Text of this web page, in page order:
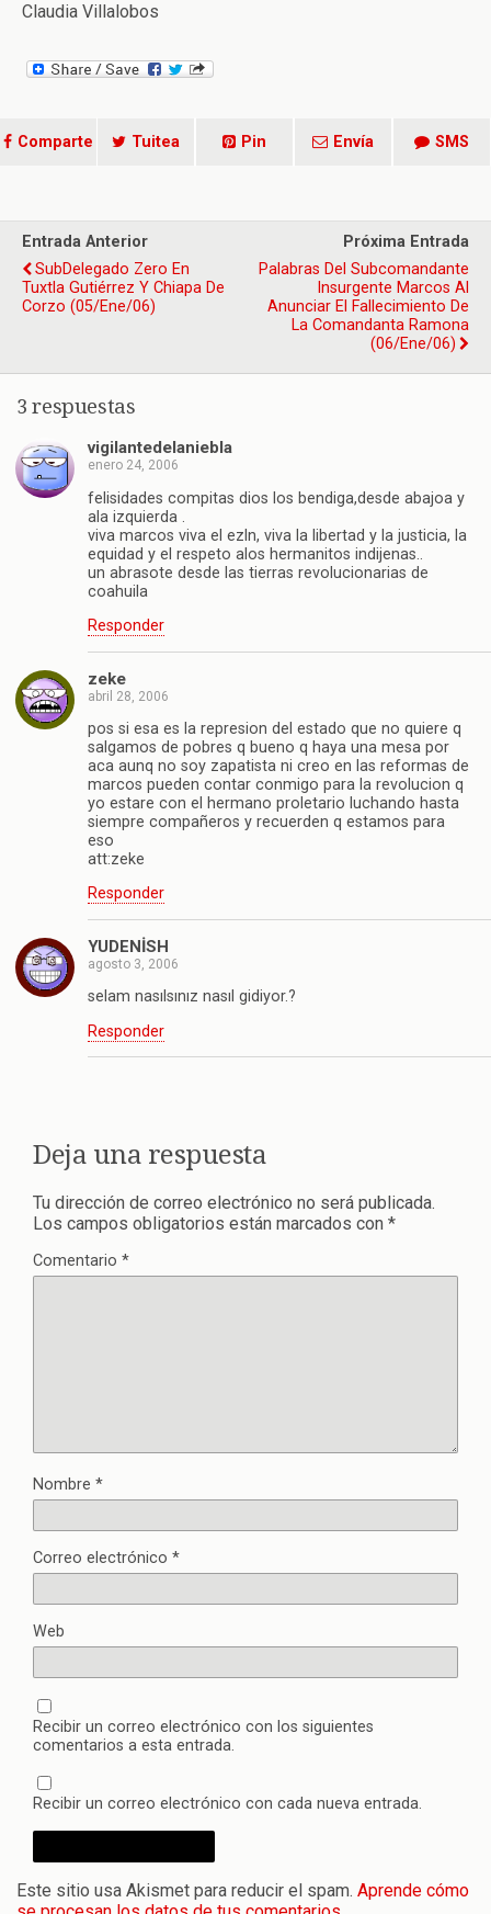
Claudia Villalobos
Comparte Tuitea Pin Envía SMS
Entrada Anterior
SubDelegado Zero En
Tuxtla Gutiérrez Y Chiapa De
Corzo (05/ene/06)
Próxima Entrada
Palabras Del Subcomandante
Insurgente Marcos Al
Anunciar El Fallecimiento De
La Comandanta Ramona
(06/ene/06)
3 respuestas
vigilantedelaniebla
enero 24, 2006
felisidades compitas dios los bendiga,desde abajoa y
ala izquierda .
viva marcos viva el ezln, viva la libertad y la justicia, la
equidad y el respeto alos hermanitos indijenas..
un abrasote desde las tierras revolucionarias de
coahuila
Responder
zeke
abril 28, 2006
pos si esa es la represion del estado que no quiere q
salgamos de pobres q bueno q haya una mesa por
aca aunq no soy zapatista ni creo en las reformas de
marcos pueden contar conmigo para la revolucion q
yo estare con el hermano proletario luchando hasta
siempre compañeros y recuerden q estamos para
eso
att:zeke
Responder
YUDENİSH
agosto 3, 2006
selam nasılsınız nasıl gidiyor.?
Responder
Deja una respuesta
Tu dirección de correo electrónico no será publicada.
Los campos obligatorios están marcados con *
Comentario *
Nombre *
Correo electrónico *
Web
Recibir un correo electrónico con los siguientes
comentarios a esta entrada.
Recibir un correo electrónico con cada nueva entrada.
Este sitio usa Akismet para reducir el spam. Aprende cómo